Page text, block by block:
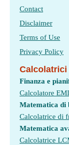
Contact
Disclaimer
Terms of Use
Privacy Policy
Calcolatrici
Finanza e
Calcolatore
Matematica di
Calcolatrice di
Matematica
Calcolatrice